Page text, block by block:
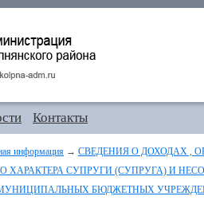
Контакты
информация → СВЕДЕНИЯ О ДОХОДАХ ,
ХАРАКТЕРА СУПРУГИ (СУПРУГА) И
БЮДЖЕТНЫХ